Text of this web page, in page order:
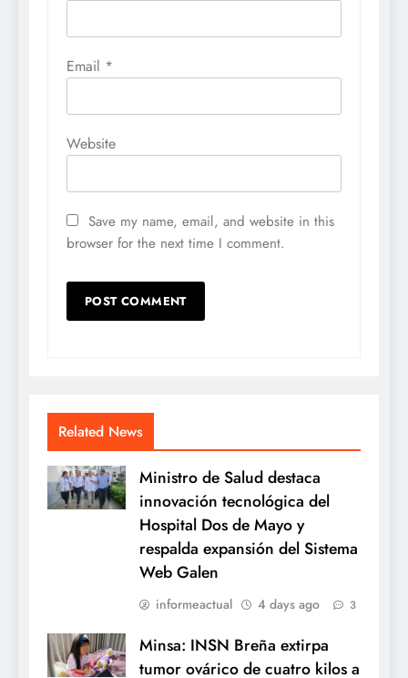
Email *
Website
Save my name, email, and website in this
browser for the next time I comment.
Related News
Ministro de Salud destaca
innovación tecnológica del
Hospital Dos de Mayo y
respalda expansión del Sistema
Web Galen
informeactual 4 days ago 3
Minsa: INSN Breña extirpa
tumor ovárico de cuatro kilos a